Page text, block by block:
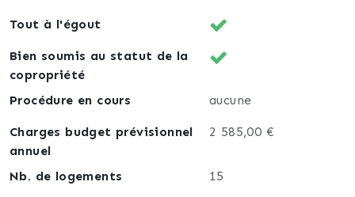
Tout à l'égout
Bien soumis au statut de la
copropriété
Procédure en cours
aucune
Charges budget prévisionnel
annuel
2 585,00 €
Nb. de logements 15